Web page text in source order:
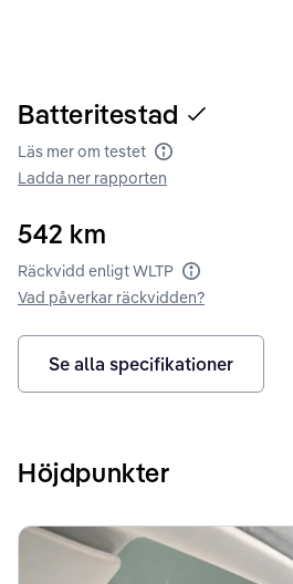
Batteritestad
Läs mer om testet Batteritest
Ladda ner rapporten
542 km
Räckvidd enligt WLTP Räckvidd
Vad påverkar räckvidden?
Se alla specifikationer
Höjdpunkter